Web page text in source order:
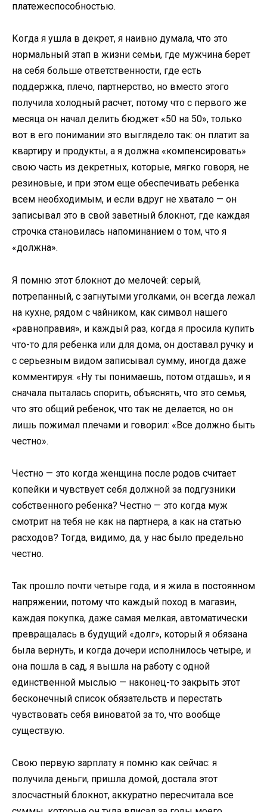
платежеспособностью.
Когда я ушла в декрет, я наивно думала, что это
нормальный этап в жизни семьи, где мужчина берет
на себя больше ответственности, где есть
поддержка, плечо, партнерство, но вместо этого
получила холодный расчет, потому что с первого же
месяца он начал делить бюджет «50 на 50», только
вот в его понимании это выглядело так: он платит за
квартиру и продукты, а я должна «компенсировать»
свою часть из декретных, которые, мягко говоря, не
резиновые, и при этом еще обеспечивать ребенка
всем необходимым, и если вдруг не хватало — он
записывал это в свой заветный блокнот, где каждая
строчка становилась напоминанием о том, что я
«должна».
Я помню этот блокнот до мелочей: серый,
потрепанный, с загнутыми уголками, он всегда лежал
на кухне, рядом с чайником, как символ нашего
«равноправия», и каждый раз, когда я просила купить
что-то для ребенка или для дома, он доставал ручку и
с серьезным видом записывал сумму, иногда даже
комментируя: «Ну ты понимаешь, потом отдашь», и я
сначала пыталась спорить, объяснять, что это семья,
что это общий ребенок, что так не делается, но он
лишь пожимал плечами и говорил: «Все должно быть
честно».
Честно — это когда женщина после родов считает
копейки и чувствует себя должной за подгузники
собственного ребенка? Честно — это когда муж
смотрит на тебя не как на партнера, а как на статью
расходов? Тогда, видимо, да, у нас было предельно
честно.
Так прошло почти четыре года, и я жила в постоянном
напряжении, потому что каждый поход в магазин,
каждая покупка, даже самая мелкая, автоматически
превращалась в будущий «долг», который я обязана
была вернуть, и когда дочери исполнилось четыре, и
она пошла в сад, я вышла на работу с одной
единственной мыслью — наконец-то закрыть этот
бесконечный список обязательств и перестать
чувствовать себя виноватой за то, что вообще
существую.
Свою первую зарплату я помню как сейчас: я
получила деньги, пришла домой, достала этот
злосчастный блокнот, аккуратно пересчитала все